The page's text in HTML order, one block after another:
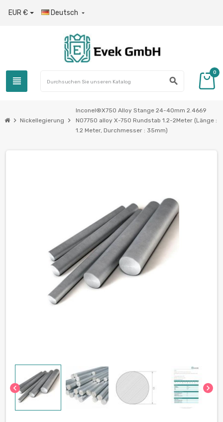
EUR € Deutsch 
view_headline search
0
chevron_right Nickellegierung chevron_right
Inconel®Х750 Alloy Stange 24-40mm 2.4669
N07750 alloy Х-750 Rundstab 1.2-2Meter (Länge :
1.2 Meter, Durchmesser : 35mm)
chevron_left chevron_right